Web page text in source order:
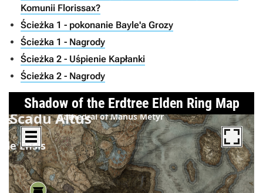
Komunii Florissax?
Ścieżka 1 - pokonanie Bayle'a Grozy
Ścieżka 1 - Nagrody
Ścieżka 2 - Uśpienie Kapłanki
Ścieżka 2 - Nagrody